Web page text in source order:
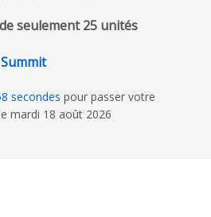
seulement 25 unités
secondes pour passer votre
mardi 18 août 2026